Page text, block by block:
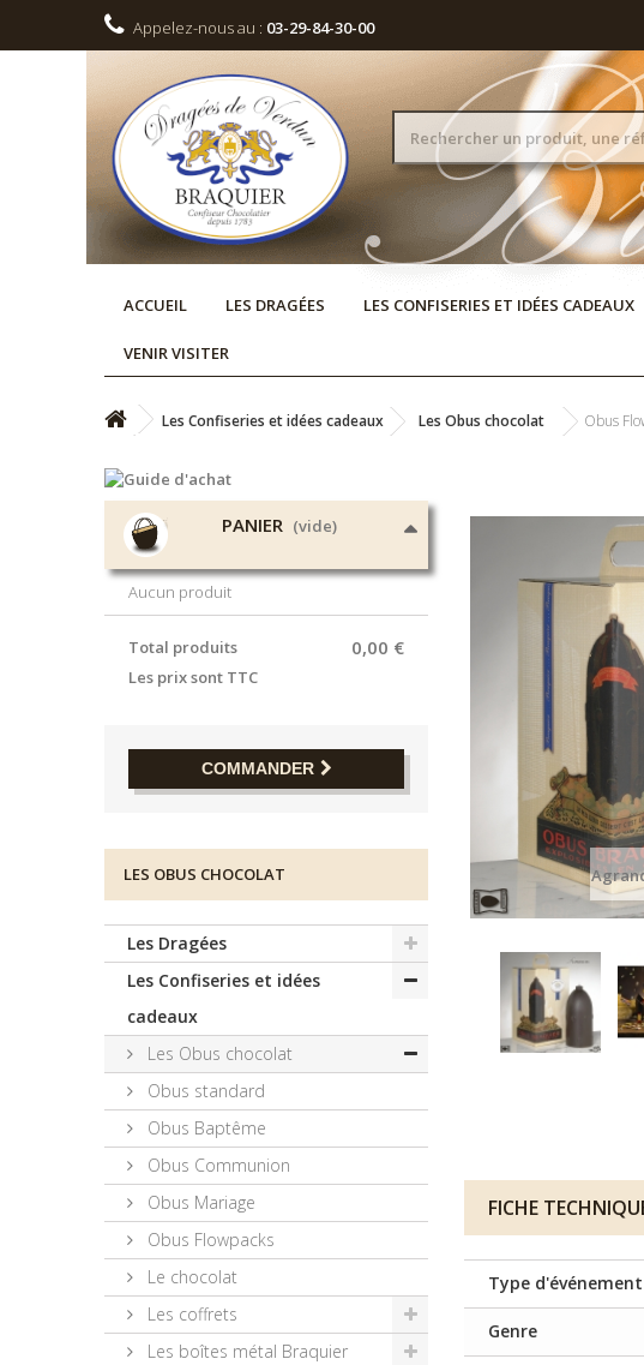
Appelez-nous au : 03-29-84-30-00
ACCUEIL LES DRAGÉES LES CONFISERIES ET IDÉES CADEAUX
VENIR VISITER
Les Confiseries et idées cadeaux Les Obus chocolat Obus
PANIER (vide)
Aucun produit
0,00 €
Total produits
Les prix sont TTC
COMMANDER
LES OBUS CHOCOLAT
Les Dragées
Les Confiseries et idées
cadeaux
Les Obus chocolat
Obus standard
Obus Baptême
Obus Communion
Obus Mariage
Obus Flowpacks
Le chocolat
Les coffrets
Les boîtes métal Braquier
FICHE
Type d'événement
Genre